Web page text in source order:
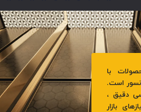
با
است.
دقیق ،
بازار